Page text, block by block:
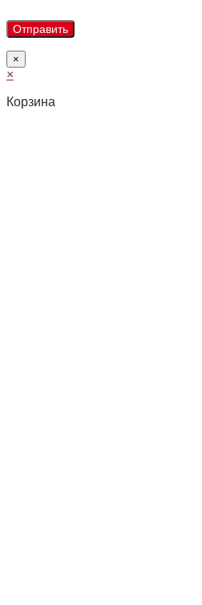
×
×
Корзина